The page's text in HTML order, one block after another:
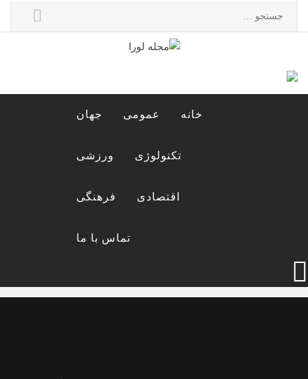
مجله لورا
خانه عمومی جهان
تکنولوژی ورزشی
اقتصادی فرهنگی
تماس با ما